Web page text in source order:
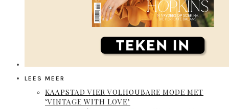
LEES MEER
KAAPSTAD VIER VOLHOUBARE MODE MET
‘VINTAGE WITH LOVE’